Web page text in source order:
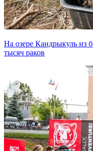
На озере Кандрыкуль из
тысяч раков